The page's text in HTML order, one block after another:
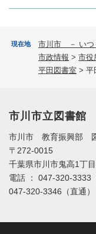
現在地 市川市 － いつ
市政情報 > 市役
平田図書室 > 平
市川市立図書館
市川市 教育振興部
〒272-0015
千葉県市川市鬼高1丁
電話 ： 047-320-
047-320-3346（直通）